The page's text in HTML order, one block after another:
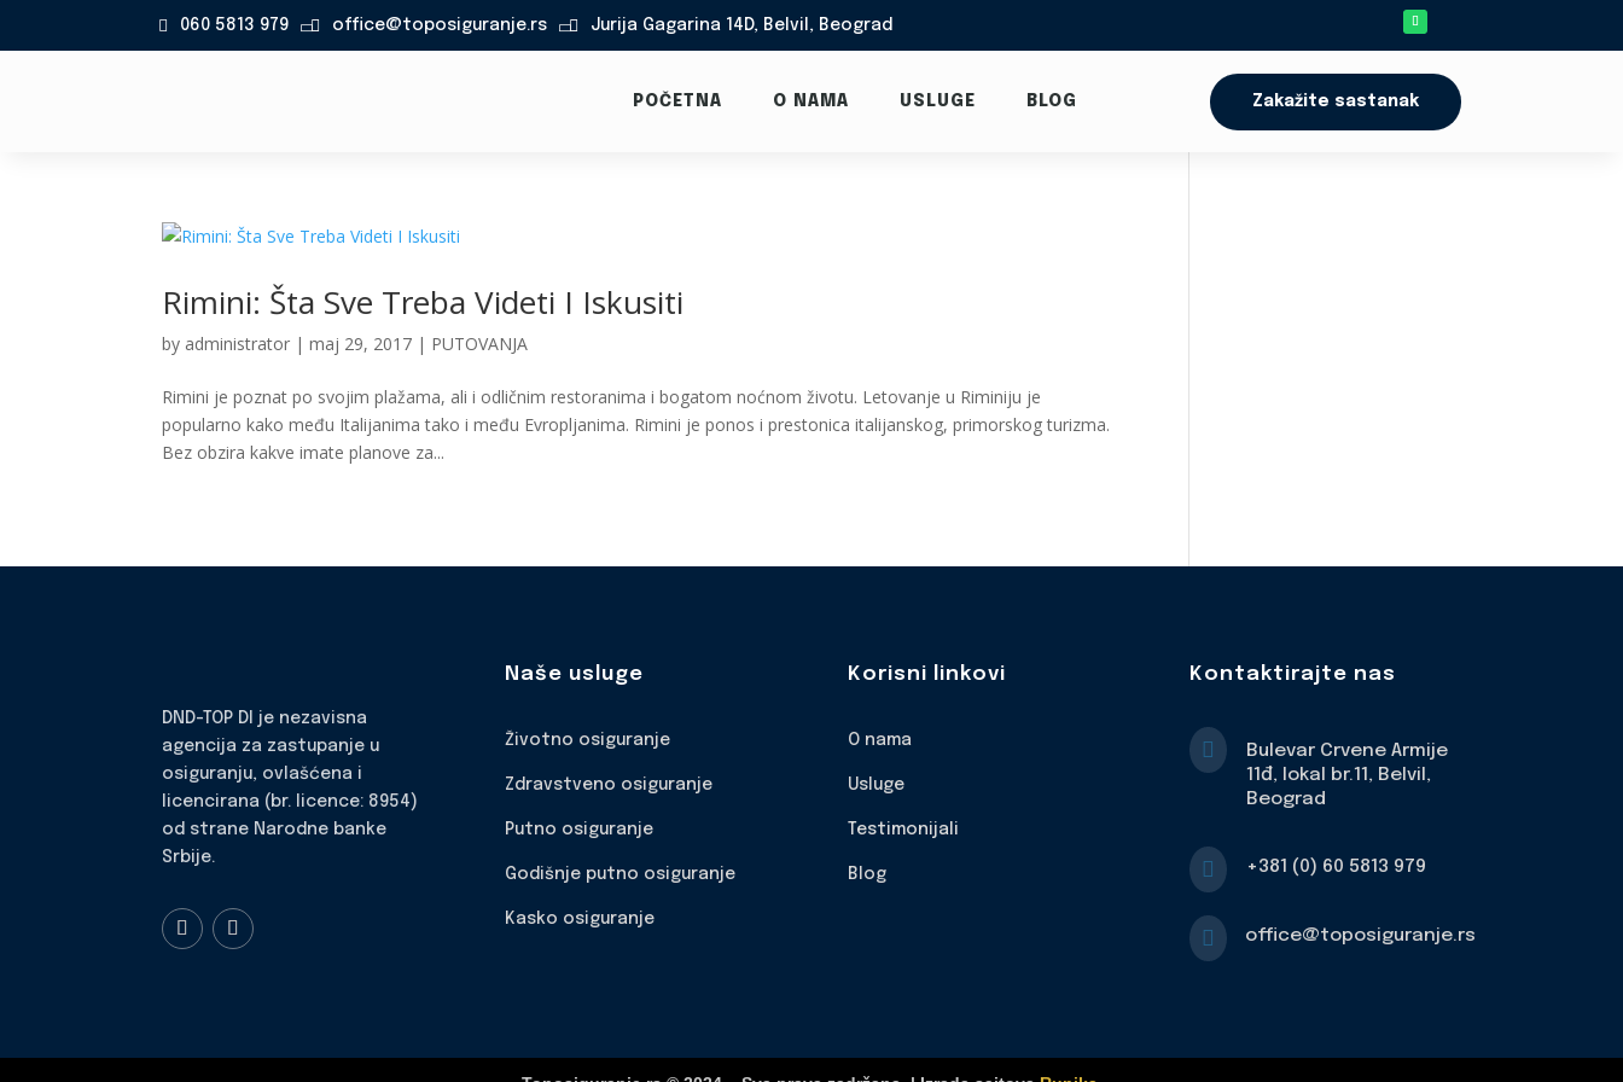
060 5813 979  office@toposiguranje.rs  Jurija Gagarina 14D, Belvil, Beograd
POČETNA O NAMA USLUGE BLOG Zakažite sastanak
Rimini: Šta Sve Treba Videti I Iskusiti
by administrator |maj 29, 2017 | PUTOVANJA
Rimini je poznat po svojim plažama, ali i odličnim restoranima i bogatom noćnom životu. Letovanje u Riminiju je
popularno kako među Italijanima tako i među Evropljanima. Rimini je ponos i prestonica italijanskog, primorskog turizma.
Bez obzira kakve imate planove za...
DND-TOP DI je nezavisna
agencija za zastupanje u
osiguranju, ovlašćena i
licencirana (br. licence: 8954)
od strane Narodne banke
Srbije.
Naše usluge
Životno osiguranje
Zdravstveno osiguranje
Putno osiguranje
Godišnje putno osiguranje
Kasko osiguranje
Korisni linkovi
O nama
Usluge
Testimonijali
Blog
Kontaktirajte nas

Bulevar Crvene Armije
11đ, lokal br.11, Belvil,
Beograd
 +381 (0) 60 5813 979
 office@toposiguranje.rs